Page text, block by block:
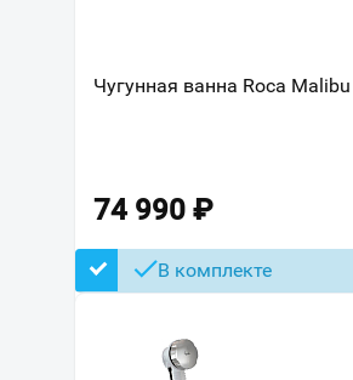
Чугунная ванна Roca
74 990 ₽
В комплекте